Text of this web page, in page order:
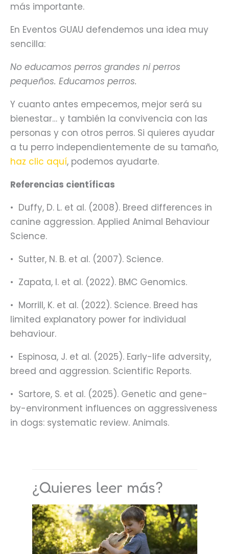
más importante.
En Eventos GUAU defendemos una idea muy
sencilla:
No educamos perros grandes ni perros
pequeños. Educamos perros.
Y cuanto antes empecemos, mejor será su
bienestar… y también la convivencia con las
personas y con otros perros. Si quieres ayudar
a tu perro independientemente de su tamaño,
haz clic aquí, podemos ayudarte.
Referencias científicas
•⁠ ⁠Duffy, D. L. et al. (2008). Breed differences in
canine aggression. Applied Animal Behaviour
Science.
•⁠ ⁠Sutter, N. B. et al. (2007). Science.
•⁠ ⁠Zapata, I. et al. (2022). BMC Genomics.
•⁠ ⁠Morrill, K. et al. (2022). Science. Breed has
limited explanatory power for individual
behaviour.
•⁠ ⁠Espinosa, J. et al. (2025). Early-life adversity,
breed and aggression. Scientific Reports.
•⁠ ⁠Sartore, S. et al. (2025). Genetic and gene-
by-environment influences on aggressiveness
in dogs: systematic review. Animals.
¿Quieres leer más?